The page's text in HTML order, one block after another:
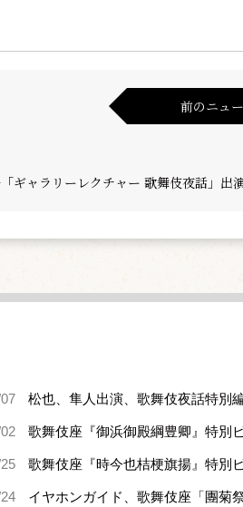
前のニュ
ギャラリーレクチャー 歌舞伎夜話」出
松也、隼人出演、歌舞伎夜話特別
歌舞伎座『御浜御殿綱豊卿』特別
歌舞伎座『時今也桔梗旗揚』特別
イヤホンガイド、歌舞伎座「團菊